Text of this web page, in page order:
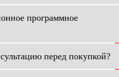
программное
перед покупкой?